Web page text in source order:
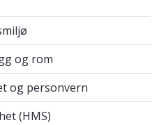
og rom
og rom
og personvern
og personvern
(HMS)
(HMS)